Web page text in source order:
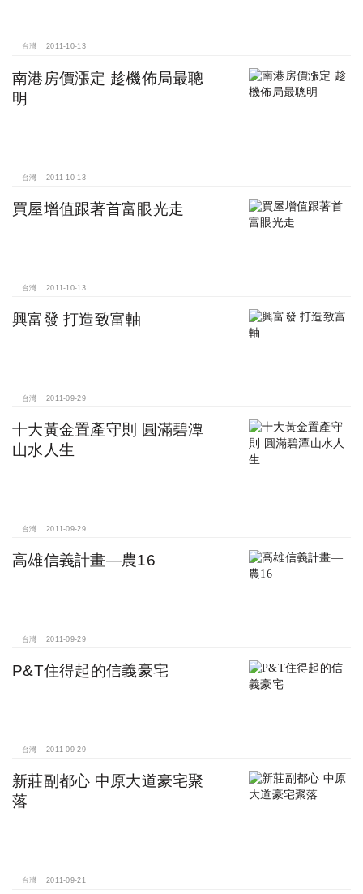
台灣 2011-10-13
南港房價漲定 趁機佈局最聰
明
台灣 2011-10-13
買屋增值跟著首富眼光走
台灣 2011-10-13
興富發 打造致富軸
台灣 2011-09-29
十大黃金置產守則 圓滿碧潭
山水人生
台灣 2011-09-29
高雄信義計畫—農16
台灣 2011-09-29
P&T住得起的信義豪宅
台灣 2011-09-29
新莊副都心 中原大道豪宅聚
落
台灣 2011-09-21